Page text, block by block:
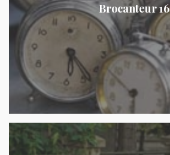
Brocanteur 16